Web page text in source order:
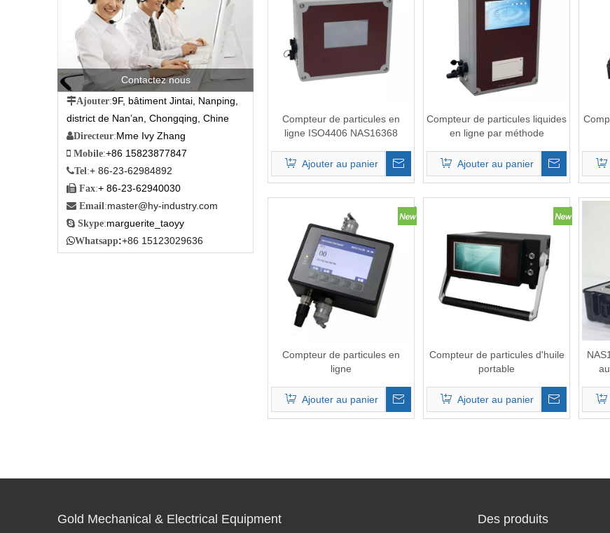
Contactez nous
Ajouter:9F, bâtiment Jintai, Nanping,
district de Nan’an, Chongqing, Chine
Directeur:Mme Ivy Zhang
 Mobile:+86 15823877847
Tel :+ 86-23-62984892
 Fax:+ 86-23-62940030
 Email :master@hy-industry.com
 Skype:marguerite_taoyy
Whatsapp:+86 15123029636
Compteur de particules en
ligne ISO4406 NAS16368
Ajouter au panier
Compteur de particules liquides
en ligne par méthode
lumière ISO4406
Ajouter au panier
Compteur de particules en
ligne
Ajouter au panier
Compteur de particules d'huile
portable
Ajouter au panier
Gold Mechanical & Electrical Equipment Des produits